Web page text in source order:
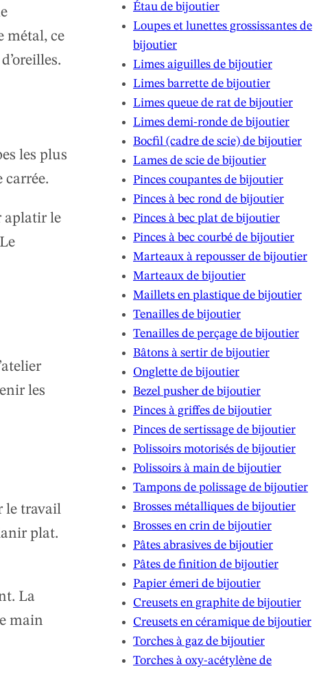
métal, ce
les plus
aplatir le
les
le travail
plat.
La
main
Étau de bijoutier
Loupes et lunettes grossissantes de
bijoutier
Limes aiguilles de bijoutier
Limes barrette de bijoutier
Limes queue de rat de bijoutier
Limes demi-ronde de bijoutier
Bocfil (cadre de scie) de bijoutier
Lames de scie de bijoutier
Pinces coupantes de bijoutier
Pinces à bec rond de bijoutier
Pinces à bec plat de bijoutier
Pinces à bec courbé de bijoutier
Marteaux à repousser de bijoutier
Marteaux de bijoutier
Maillets en plastique de bijoutier
Tenailles de bijoutier
Tenailles de perçage de bijoutier
Bâtons à sertir de bijoutier
Onglette de bijoutier
Bezel pusher de bijoutier
Pinces à griffes de bijoutier
Pinces de sertissage de bijoutier
Polissoirs motorisés de bijoutier
Polissoirs à main de bijoutier
Tampons de polissage de bijoutier
Brosses métalliques de bijoutier
Brosses en crin de bijoutier
Pâtes abrasives de bijoutier
Pâtes de finition de bijoutier
Papier émeri de bijoutier
Creusets en graphite de bijoutier
Creusets en céramique de bijoutier
Torches à gaz de bijoutier
Torches à oxy-acétylène de